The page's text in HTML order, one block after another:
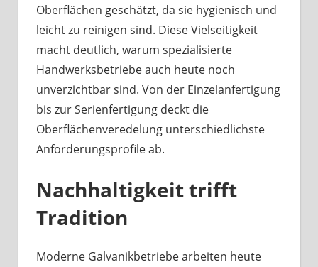
Oberflächen geschätzt, da sie hygienisch und
leicht zu reinigen sind. Diese Vielseitigkeit
macht deutlich, warum spezialisierte
Handwerksbetriebe auch heute noch
unverzichtbar sind. Von der Einzelanfertigung
bis zur Serienfertigung deckt die
Oberflächenveredelung unterschiedlichste
Anforderungsprofile ab.
Nachhaltigkeit trifft
Tradition
Moderne Galvanikbetriebe arbeiten heute